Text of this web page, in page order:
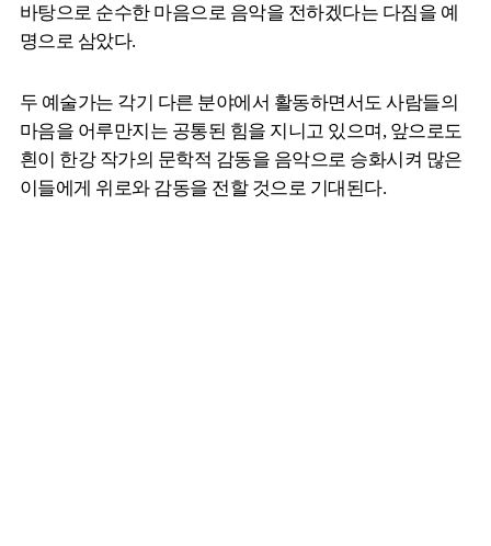
바탕으로 순수한 마음으로 음악을 전하겠다는 다짐을 예
명으로 삼았다.
두 예술가는 각기 다른 분야에서 활동하면서도 사람들의
마음을 어루만지는 공통된 힘을 지니고 있으며, 앞으로도
흰이 한강 작가의 문학적 감동을 음악으로 승화시켜 많은
이들에게 위로와 감동을 전할 것으로 기대된다.